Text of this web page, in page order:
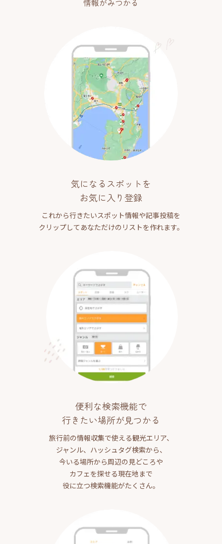
気になるスポットを
お気に入り登録
これから行きたいスポット情報や記事投稿を
クリップしてあなただけのリストを作れます。
便利な検索機能で
行きたい場所が見つかる
旅行前の情報収集で使える観光エリア、
ジャンル、ハッシュタグ検索から、
今いる場所から周辺の見どころや
カフェを探せる現在地まで
役に立つ検索機能がたくさん。